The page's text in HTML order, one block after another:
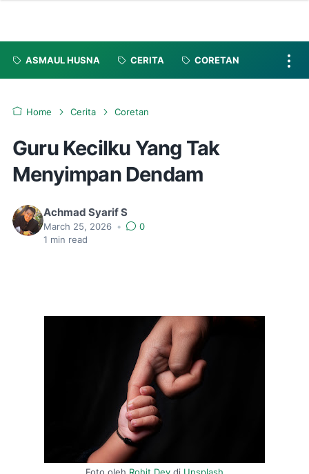
ASMAUL HUSNA CERITA CORETAN
Home Cerita Coretan
Guru Kecilku Yang Tak
Menyimpan Dendam
Achmad Syarif S
March 25, 2026 •
0
1 min read